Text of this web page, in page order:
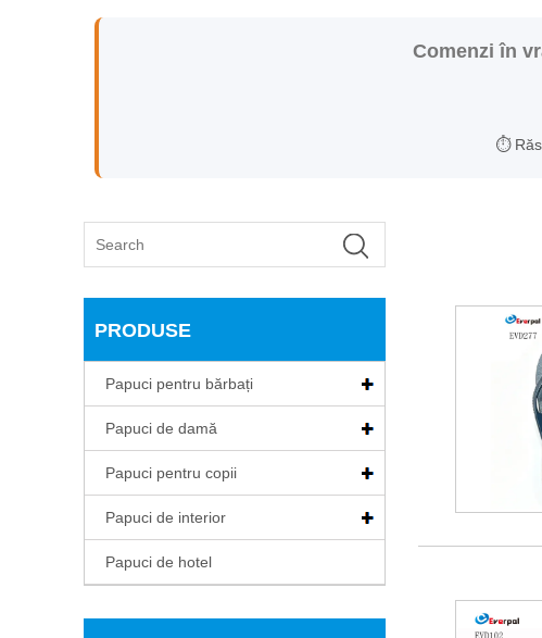
Comenzi în
⏱
PRODUSE
Papuci pentru bărbați
Papuci de damă
Papuci pentru copii
Papuci de interior
Papuci de hotel